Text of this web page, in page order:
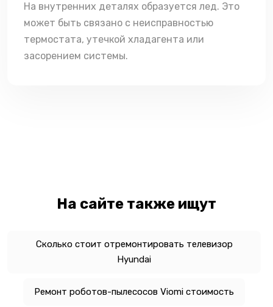
На внутренних деталях образуется лед. Это
может быть связано с неисправностью
термостата, утечкой хладагента или
засорением системы.
На сайте также ищут
Сколько стоит отремонтировать телевизор
Hyundai
Ремонт роботов-пылесосов Viomi стоимость